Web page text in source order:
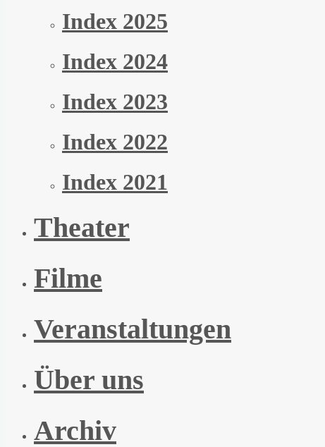
Index 2025
Index 2024
Index 2023
Index 2022
Index 2021
Theater
Filme
Veranstaltungen
Über uns
Archiv